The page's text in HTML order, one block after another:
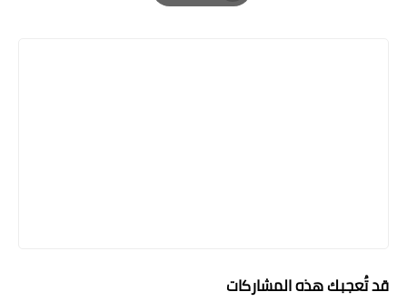
Print
قد تُعجبك هذه المشاركات